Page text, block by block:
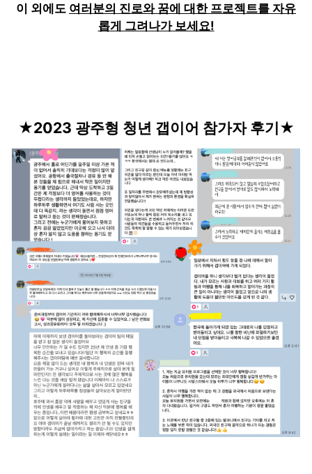
이 외에도 여러분의 진로와 꿈에 대한 프로젝트를 자유
롭게 그려나가 보세요!
★2023 광주형 청년 갭이어 참가자 후기★